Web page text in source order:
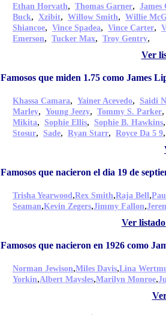
Ethan Horvath, Thomas Garner, James
Buck, Xzibit, Willow Smith, Willie
Shiancoe, Vince Spadea, Vince Carter,
Emerson, Tucker Max, Troy Gentry,
Ver
Famosos que miden 1.75 como James
Khassa Camara, Yainer Acevedo, Saidi
Marley, Young Jeezy, Tommy S. Parker,
Mikita, Sophie Ellis, Sophie B. Hawkins,
Stosur, Sade, Ryan Starr, Royce Da 5 9,
Famosos que nacieron el dia 19 de
Trisha Yearwood,Rex Smith,Raja Bell,
Seaman,Kevin Zegers,Jimmy Fallon,
Ver
Famosos que nacieron en 1926 como
Norman Jewison,Miles Davis,Lina
Yorkin,Albert Maysles,Marilyn Monroe,